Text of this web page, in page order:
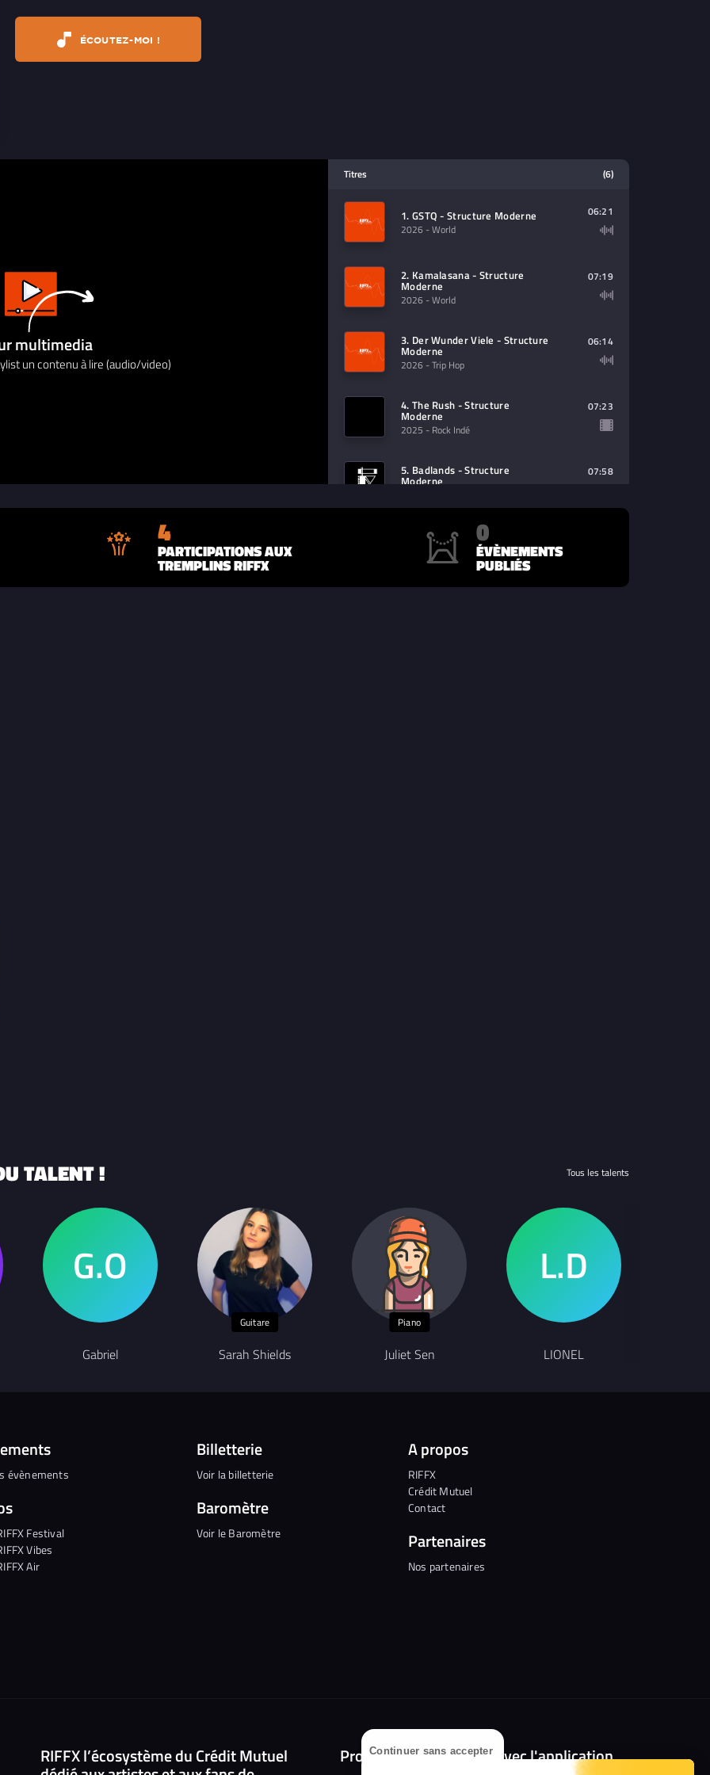
Continuer sans accepter
ÉCOUTEZ-MOI !
multimedia
un contenu à lire (audio/video)
Titres (6)
1. GSTQ - Structure Moderne
2026 - World
06:21
2. Kamalasana - Structure
Moderne
2026 - World
07:19
3. Der Wunder Viele - Structure
Moderne
2026 - Trip Hop
06:14
4. The Rush - Structure
Moderne
2025 - Rock Indé
07:23
5. Badlands - Structure
Moderne
07:58
6. Wild Nights - Structure
Moderne
- Indie Rock
4
PARTICIPATIONS AUX
TREMPLINS RIFFX
0
ÉVÈNEMENTS
PUBLIÉS
TALENT ! Tous les talents
Gabriel
Guitare
Sarah Shields
Piano
Juliet Sen LIONEL
évènements
Festival
Vibes
Air
Billetterie
Voir la billetterie
Baromètre
Voir le Baromètre
A propos
RIFFX
Crédit Mutuel
Contact
Partenaires
Nos partenaires
RIFFX l’écosystème du Crédit Mutuel Prolongez l'expérience avec l'application